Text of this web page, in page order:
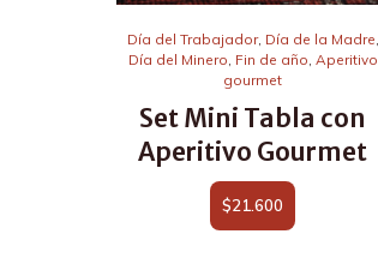
Día del Trabajador, Día de la Madre
Día del Minero Fin de año Aperitivo
gourmet
Set Mini Tabla con
Aperitivo Gourmet
$21.600